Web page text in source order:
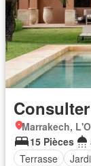
Marrakech,
15 Pièces
Terrasse